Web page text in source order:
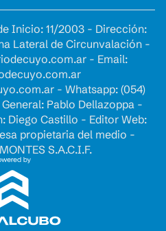
Inicio: 11/2003 - Dirección:
Lateral de Circunvalación -
- Email:
- Whatsapp: (054)
Pablo Dellazoppa -
Diego Castillo - Editor Web:
propietaria del medio -
S.A.C.I.F.